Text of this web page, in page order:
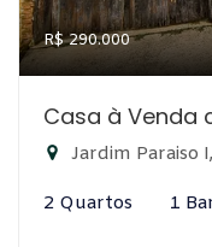
R$ 290.000
Casa à Venda
Jardim Paraiso
2 Quartos 1